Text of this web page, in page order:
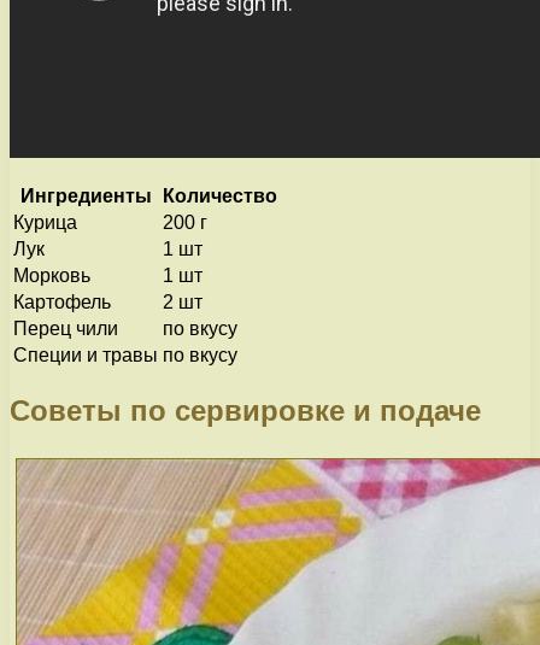
Ингредиенты
Количество
Курица
200 г
Лук
1 шт
Морковь
1 шт
Картофель
2 шт
Перец чили
по вкусу
Специи и травы по вкусу
Советы по сервировке и подаче